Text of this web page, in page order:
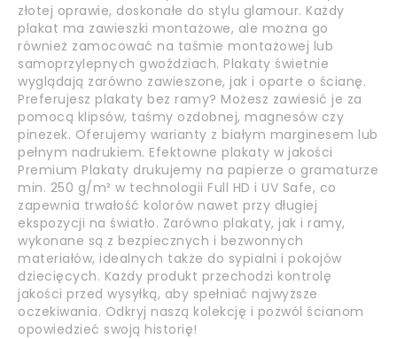
złotej oprawie, doskonałe do stylu glamour. Każdy
plakat ma zawieszki montażowe, ale można go
również zamocować na taśmie montażowej lub
samoprzylepnych gwoździach. Plakaty świetnie
wyglądają zarówno zawieszone, jak i oparte o ścianę.
Preferujesz plakaty bez ramy? Możesz zawiesić je za
pomocą klipsów, taśmy ozdobnej, magnesów czy
pinezek. Oferujemy warianty z białym marginesem lub
pełnym nadrukiem. Efektowne plakaty w jakości
Premium Plakaty drukujemy na papierze o gramaturze
min. 250 g/m² w technologii Full HD i UV Safe, co
zapewnia trwałość kolorów nawet przy długiej
ekspozycji na światło. Zarówno plakaty, jak i ramy,
wykonane są z bezpiecznych i bezwonnych
materiałów, idealnych także do sypialni i pokojów
dziecięcych. Każdy produkt przechodzi kontrolę
jakości przed wysyłką, aby spełniać najwyższe
oczekiwania. Odkryj naszą kolekcję i pozwól ścianom
opowiedzieć swoją historię!